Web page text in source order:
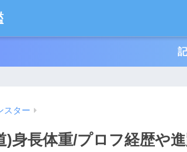
スター
)身長体重/プロフ経歴や